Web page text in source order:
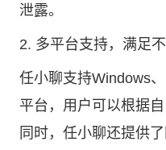
泄露。
2. 多平台支持，满足
任小聊支持Windows
平台，用户可以根据
同时，任小聊还提供